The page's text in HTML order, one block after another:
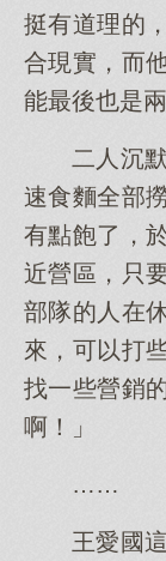
挺有道理的
合現實，而
能最後也是
二人沉
速食麵全部
有點飽了，
近營區，只
部隊的人在
來，可以打
找一些營銷
啊！」
……
王愛國